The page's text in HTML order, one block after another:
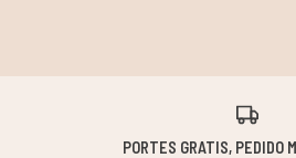
PORTES GRATIS, PEDIDO